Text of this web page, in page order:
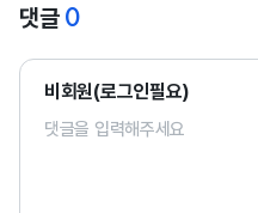
댓글 0
비회원(로그인필요)